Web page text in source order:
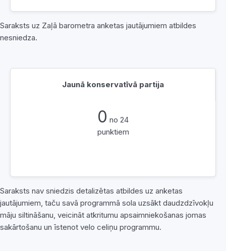
Saraksts uz Zaļā barometra anketas jautājumiem atbildes
nesniedza.
Jaunā konservatīvā partija
0 no 24
punktiem
Saraksts nav sniedzis detalizētas atbildes uz anketas
jautājumiem, taču savā programmā sola uzsākt daudzdzīvokļu
māju siltināšanu, veicināt atkritumu apsaimniekošanas jomas
sakārtošanu un īstenot velo celiņu programmu.